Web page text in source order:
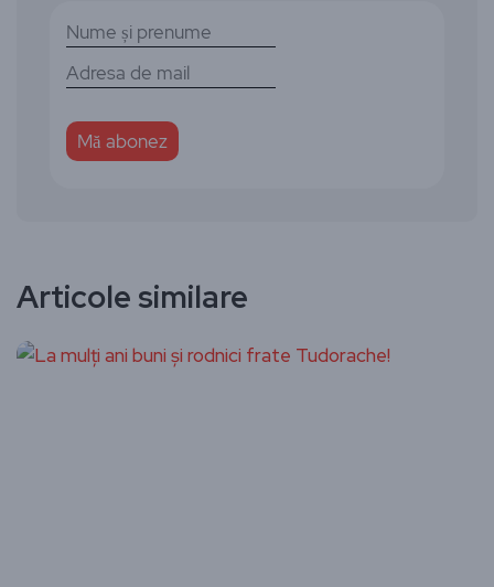
Articole similare